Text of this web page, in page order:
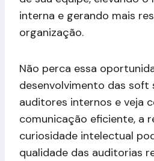
interna e gerando mais
organização.
Não perca essa
desenvolvimento das soft
auditores internos e veja
comunicação eficiente, a
curiosidade intelectual
qualidade das auditorias